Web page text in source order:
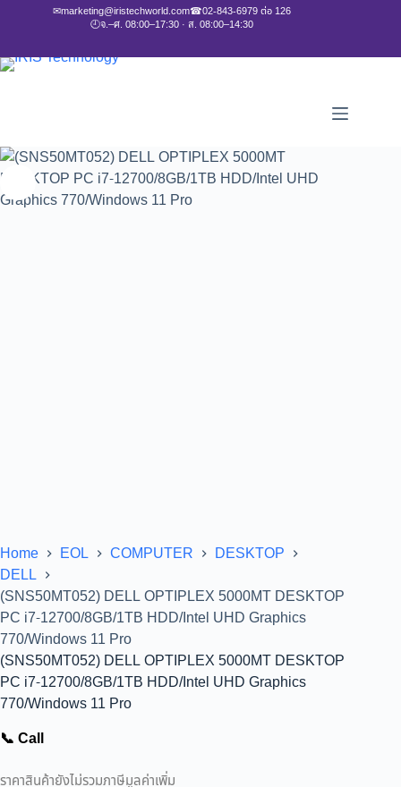
✉marketing@iristechworld.com☎02-843-6979 ต่อ 126
🕘จ.–ศ. 08:00–17:30 · ส. 08:00–14:30
Home EOL COMPUTER
DESKTOP
DELL
(SNS50MT052) DELL OPTIPLEX 5000MT DESKTOP
PC i7-12700/8GB/1TB HDD/Intel UHD Graphics
770/Windows 11 Pro
(SNS50MT052) DELL OPTIPLEX 5000MT DESKTOP
PC i7-12700/8GB/1TB HDD/Intel UHD Graphics
770/Windows 11 Pro
📞 Call
ราคาสินค้ายังไม่รวมภาษีมูลค่าเพิ่ม